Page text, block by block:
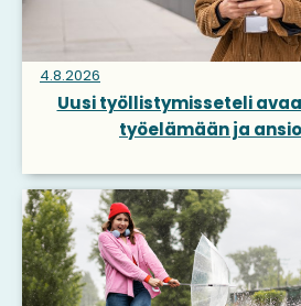
4.8.2026
Uusi työllistymisseteli
työelämään ja